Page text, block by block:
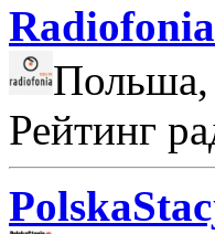
Польша,
Рейтинг